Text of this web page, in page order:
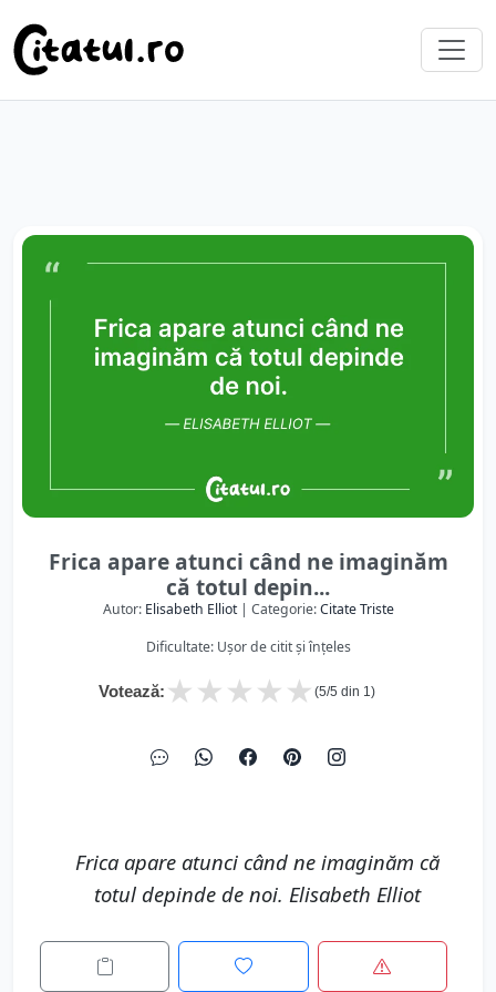
Frica apare atunci când ne imaginăm
că totul depin...
Autor: Elisabeth Elliot| Categorie:Citate Triste
Dificultate: Ușor de citit și înțeles
Votează: ★
★
★
★
★ (5/5 din 1)
Frica apare atunci când ne imaginăm că
totul depinde de noi. Elisabeth Elliot